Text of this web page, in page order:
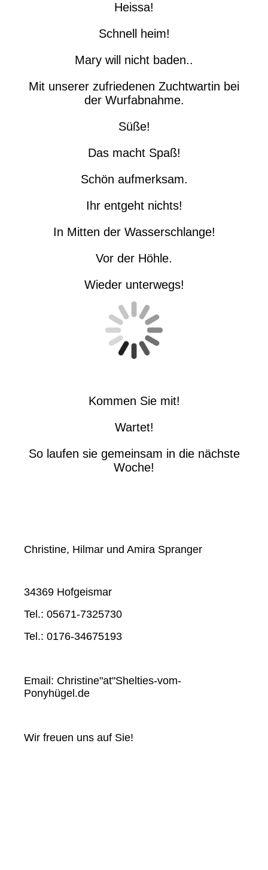
Heissa!
Schnell heim!
Mary will nicht baden..
Mit unserer zufriedenen Zuchtwartin bei
der Wurfabnahme.
Süße!
Das macht Spaß!
Schön aufmerksam.
Ihr entgeht nichts!
In Mitten der Wasserschlange!
Vor der Höhle.
Wieder unterwegs!
Kommen Sie mit!
Wartet!
So laufen sie gemeinsam in die nächste
Woche!
Christine, Hilmar und Amira Spranger
34369 Hofgeismar
Tel.: 05671-7325730
Tel.: 0176-34675193
Email: Christine"at"Shelties-vom-
Ponyhügel.de
Wir freuen uns auf Sie!